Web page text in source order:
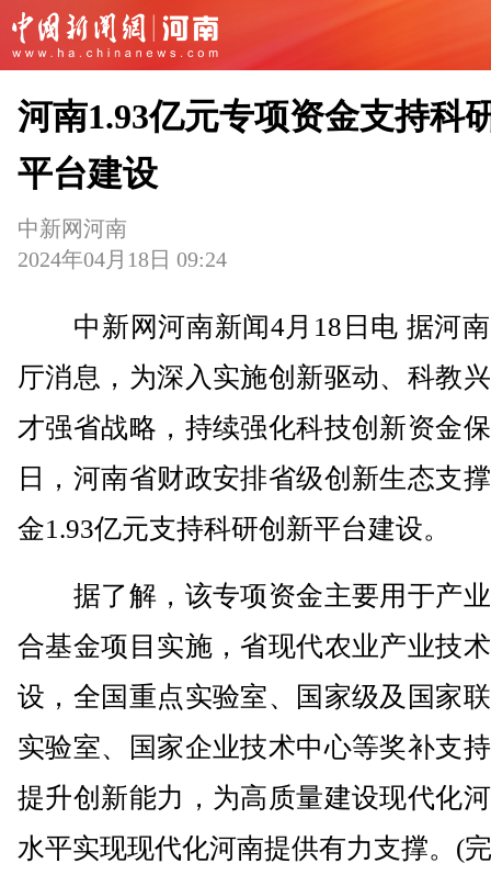
河南1.93亿元专项资金支持科
平台建设
中新网河南
2024年04月18日 09:24
中新网河南新闻4月18日电 据河南
厅消息，为深入实施创新驱动、科教
才强省战略，持续强化科技创新资金
日，河南省财政安排省级创新生态支
金1.93亿元支持科研创新平台建设。
据了解，该专项资金主要用于产
合基金项目实施，省现代农业产业技
设，全国重点实验室、国家级及国家
实验室、国家企业技术中心等奖补支
提升创新能力，为高质量建设现代化
水平实现现代化河南提供有力支撑。(